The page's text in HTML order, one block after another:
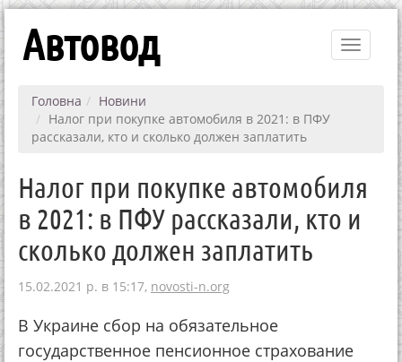
Toggle
Автовод
Головна
Новини
Налог при покупке автомобиля в 2021: в ПФУ
рассказали, кто и сколько должен заплатить
Налог при покупке автомобиля
в 2021: в ПФУ рассказали, кто и
сколько должен заплатить
15.02.2021 р. в 15:17, novosti-n.org
В Украине сбор на обязательное
государственное пенсионное страхование